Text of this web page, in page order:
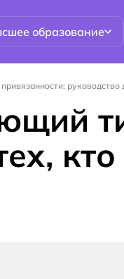
образование
руководство